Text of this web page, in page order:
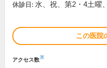
休診日: 水、祝、第2・4土曜
この医院
アクセス数※